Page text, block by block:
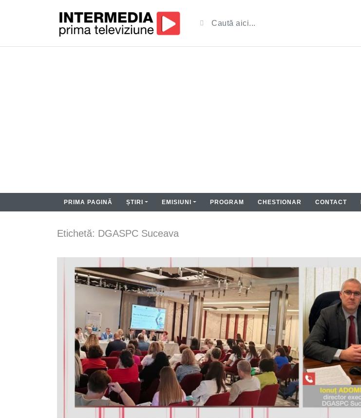
PRIMA PAGINĂ ȘTIRI EMISIUNI PROGRAM CHESTIONAR CONTACT
Etichetă: DGASPC Suceava